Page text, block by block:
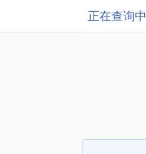
正在查询中